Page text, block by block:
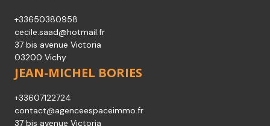
04 70 30 89 90
espace.immo-03@wanadoo.fr
37 Bis Avenue Victoria
03200 Vichy
ANNE FOURNIER
06 30 73 61 05
afournier@agenceespaceimmo.fr
Agent Commercial